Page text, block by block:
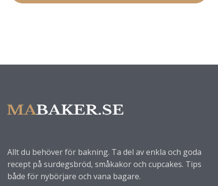
Allt du behöver för bakning. Ta del av enkla och goda
recept på surdegsbröd, småkakor och cupcakes. Tips
både för nybörjare och vana bagare.